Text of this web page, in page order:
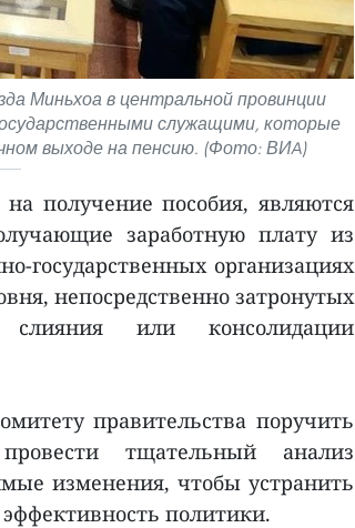
Миньхоа в центральной провинции
служащими, которые
выходе на пенсию. (Фото: ВИA)
получение пособия, являются
заработную плату из
государственных организациях
непосредственно затронутых
слияния или консолидации
правительства поручить
тщательный анализ
изменения, чтобы устранить
политики.